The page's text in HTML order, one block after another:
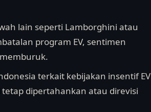
lain seperti Lamborghini atau
program EV, sentimen
terkait kebijakan insentif EV
dipertahankan atau direvisi